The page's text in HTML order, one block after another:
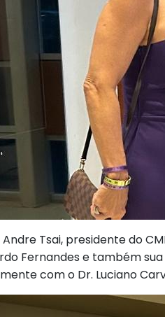
Andre Tsai, presidente do
Fernandes e também
com o Dr. Luciano